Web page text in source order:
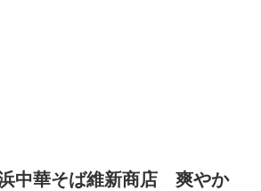
浜中華そば維新商店 爽やか